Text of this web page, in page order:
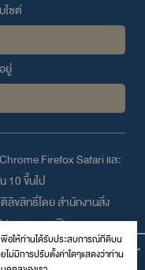
ไซต์
ยู่
FirefoxSafariและ
10 ขึ้นไป
ขสิทธิ์โดย สำนักงานสิ่ง
อุบลราชธานี)
อเมือง จังหวัดอุบลราชธานี
อให้ท่านได้รับประสบการณ์ที่ดีบน
ยไม่มีการปรับตั้งค่าใดๆแสดงว่าท่าน